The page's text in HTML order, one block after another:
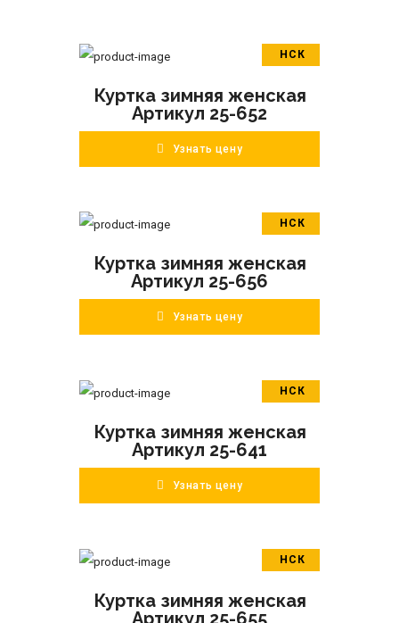
НСК
ПОДРОБНЕЕ
Куртка зимняя женская
Артикул 25-652
Узнать цену
НСК
ПОДРОБНЕЕ
Куртка зимняя женская
Артикул 25-656
Узнать цену
НСК
ПОДРОБНЕЕ
Куртка зимняя женская
Артикул 25-641
Узнать цену
НСК
ПОДРОБНЕЕ
Куртка зимняя женская
Артикул 25-655